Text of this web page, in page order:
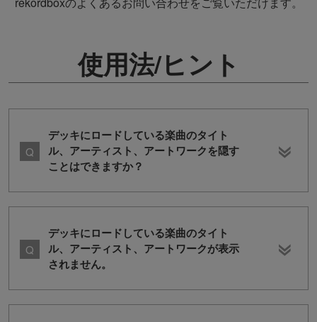
使用法/ヒント
デッキにロードしている楽曲のタイト
ル、アーティスト、アートワークを隠す
ことはできますか？
デッキにロードしている楽曲のタイト
ル、アーティスト、アートワークが表示
されません。